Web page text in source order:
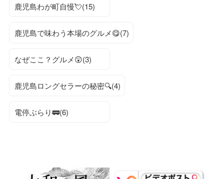
鹿児島わが町自慢💘(15)
鹿児島で味わう本場のグルメ😋(7)
なぜここ？グルメ😲(3)
鹿児島ロングセラーの秘密🔍(4)
電停ぶらり🚃(6)